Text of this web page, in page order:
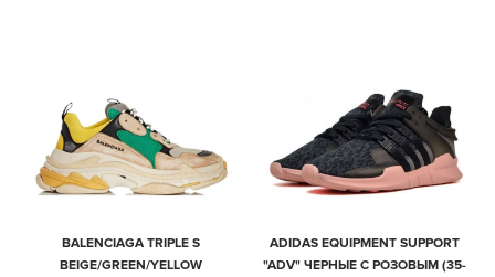
BALENCIAGA TRIPLE S
BEIGE/GREEN/YELLOW
ADIDAS EQUIPMENT SUPPORT
"ADV" ЧЕРНЫЕ С РОЗОВЫМ (35-